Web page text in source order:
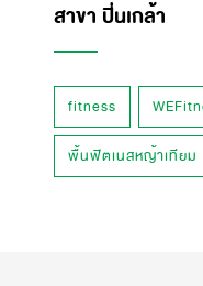
สาขา ปิ่นเกล้า
fitness
พื้นฟิตเนสหญ้าเทียม